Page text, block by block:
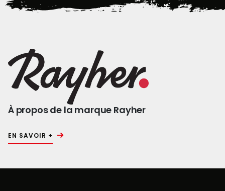
À propos de la marque Rayher
EN SAVOIR +